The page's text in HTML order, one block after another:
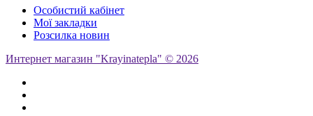
Особистий кабінет
Мої закладки
Розсилка новин
Интернет магазин "Krayinatepla" © 2026